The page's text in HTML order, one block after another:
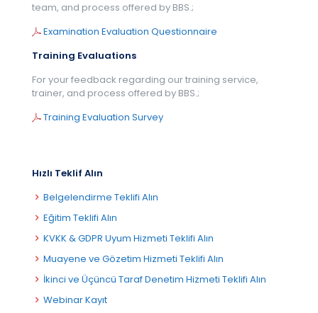
team, and process offered by BBS.;
Examination Evaluation Questionnaire
Training Evaluations
For your feedback regarding our training service,
trainer, and process offered by BBS.;
Training Evaluation Survey
Hızlı Teklif Alın
Belgelendirme Teklifi Alın
Eğitim Teklifi Alın
KVKK & GDPR Uyum Hizmeti Teklifi Alın
Muayene ve Gözetim Hizmeti Teklifi Alın
İkinci ve Üçüncü Taraf Denetim Hizmeti Teklifi Alın
Webinar Kayıt